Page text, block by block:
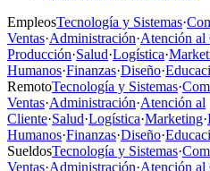
EmpleosTecnología y Sistemas·
Ventas·Administración·Atención al
Producción·Salud·Logística·
Humanos·Finanzas·Diseño·
RemotoTecnología y Sistemas·
Ventas·Administración·Atención al
Cliente·Salud·Logística·Marketing·
Humanos·Finanzas·Diseño·
SueldosTecnología y Sistemas·
Ventas·Administración·Atención al